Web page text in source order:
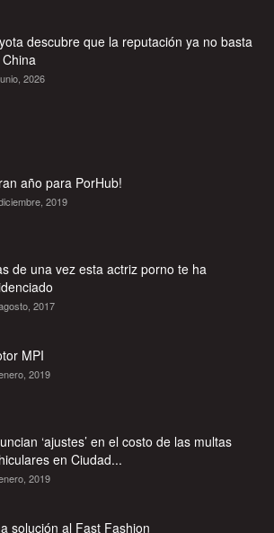
descubre que la reputación ya no basta
2026
año para PorHub!
2019
de una vez esta actriz porno te ha
2017
MPI
2019
‘ajustes’ en el costo de las multas
en Ciudad...
2019
solución al Fast Fashion